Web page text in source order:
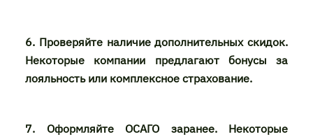
6. Проверяйте наличие дополнительных скидок.
Некоторые компании предлагают бонусы за
лояльность или комплексное страхование.
7. Оформляйте ОСАГО заранее. Некоторые